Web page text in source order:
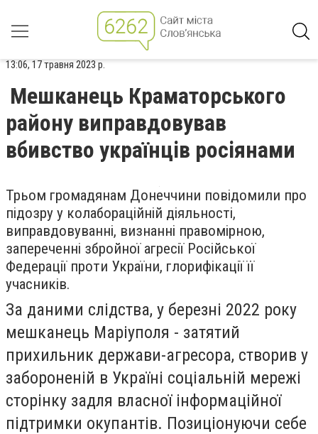
13:06, 17 травня 2023 р.
Мешканець Краматорського
району виправдовував
вбивство українців росіянами
Трьом громадянам Донеччини повідомили про
підозру у колабораційній діяльності,
виправдовуванні, визнанні правомірною,
запереченні збройної агресії Російської
Федерації проти України, глорифікації її
учасників.
За даними слідства, у березні 2022 року
мешканець Маріуполя - затятий
прихильник держави-агресора, створив у
забороненій в Україні соціальній мережі
сторінку задля власної інформаційної
підтримки окупантів. Позиціонуючи себе